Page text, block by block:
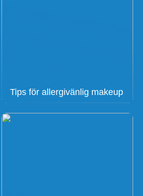
Tips för allergivänlig makeup